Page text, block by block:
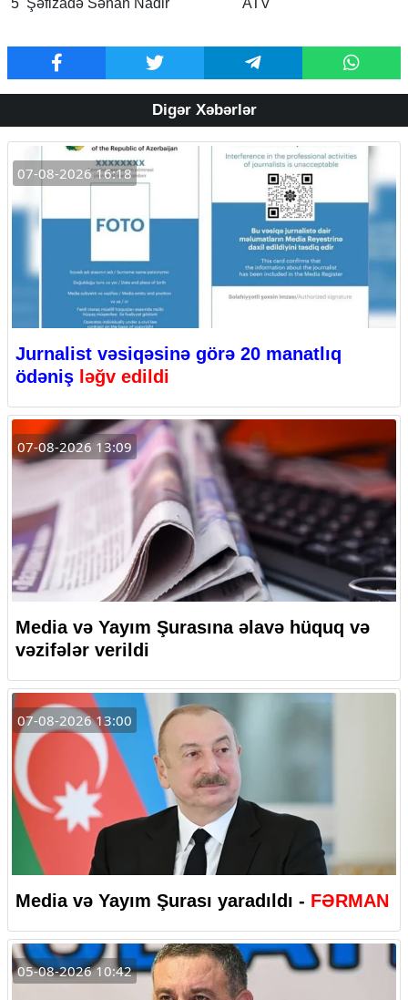
Digər Xəbərlər
07-08-2026 16:18
Jurnalist vəsiqəsinə görə 20 manatlıq
ödəniş ləğv edildi
07-08-2026 13:09
Media və Yayım Şurasına əlavə hüquq və
vəzifələr verildi
07-08-2026 13:00
Media və Yayım Şurası yaradıldı - FƏRMAN
05-08-2026 10:42